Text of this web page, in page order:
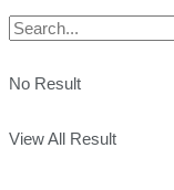
No Result
View All Result